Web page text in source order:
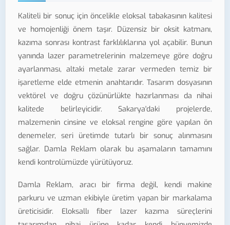
Kaliteli bir sonuç için öncelikle eloksal tabakasının kalitesi
ve homojenliği önem taşır. Düzensiz bir oksit katmanı,
kazıma sonrası kontrast farklılıklarına yol açabilir. Bunun
yanında lazer parametrelerinin malzemeye göre doğru
ayarlanması, altaki metale zarar vermeden temiz bir
işaretleme elde etmenin anahtarıdır. Tasarım dosyasının
vektörel ve doğru çözünürlükte hazırlanması da nihai
kalitede belirleyicidir. Sakarya'daki projelerde,
malzemenin cinsine ve eloksal rengine göre yapılan ön
denemeler, seri üretimde tutarlı bir sonuç alınmasını
sağlar. Damla Reklam olarak bu aşamaların tamamını
kendi kontrolümüzde yürütüyoruz.
Damla Reklam, aracı bir firma değil, kendi makine
parkuru ve uzman ekibiyle üretim yapan bir markalama
üreticisidir. Eloksallı fiber lazer kazıma süreçlerini